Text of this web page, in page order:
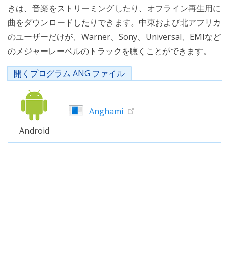
きは、音楽をストリーミングしたり、オフライン再生用に
曲をダウンロードしたりできます。中東および北アフリカ
のユーザーだけが、Warner、Sony、Universal、EMIなど
のメジャーレーベルのトラックを聴くことができます。
開くプログラム ANG ファイル
Android
Anghami